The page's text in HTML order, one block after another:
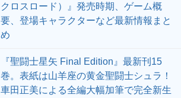
クロスロード）』発売時期、ゲーム概
要、登場キャラクターなど最新情報まと
め
『聖闘士星矢 Final Edition』最新刊15
巻。表紙は山羊座の黄金聖闘士シュラ！
車田正美による全編大幅加筆で完全新生